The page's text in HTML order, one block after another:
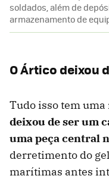
soldados, além de
armazenamento de
O Ártico deixou
Tudo isso tem
deixou de ser um
uma peça central
derretimento do
marítimas antes